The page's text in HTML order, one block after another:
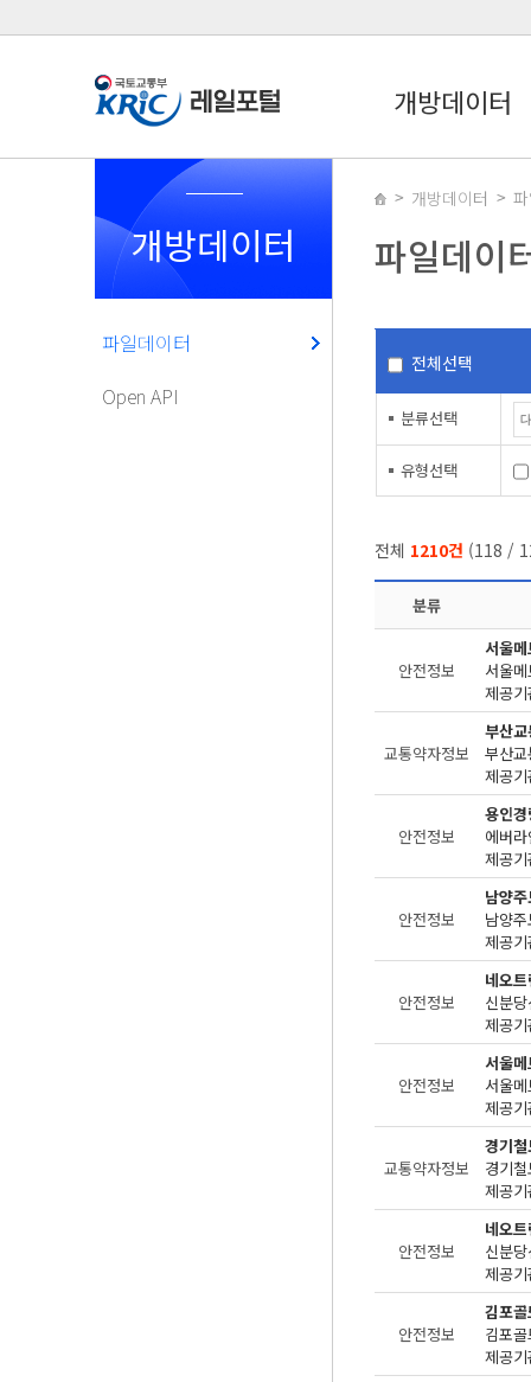
개방데이터
개방데이터
파일데이터
Open API
개방데이터
파일데이
전체선택
분류선택
유형선택
전체 1210건 (118 /
분류
안전정보
서울
제공
교통약자정보
부산
제공
안전정보
용인
제공
안전정보
남양
제공
안전정보
네오
제공
안전정보
서울
제공
교통약자정보
경기
제공
안전정보
네오
제공
안전정보
김포
제공